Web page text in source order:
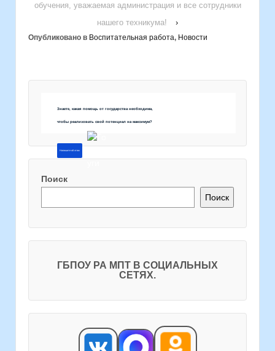
обучения, уважаемая администрация и все сотрудники
нашего техникума!
›
Опубликовано в Воспитательная работа, Новости
Знаете, какая помощь от государства необходима,
чтобы реализовать свой потенциал на максимум?
Напишите об этом
Поиск
Поиск
ГБПОУ РА МПТ В СОЦИАЛЬНЫХ
СЕТЯХ.